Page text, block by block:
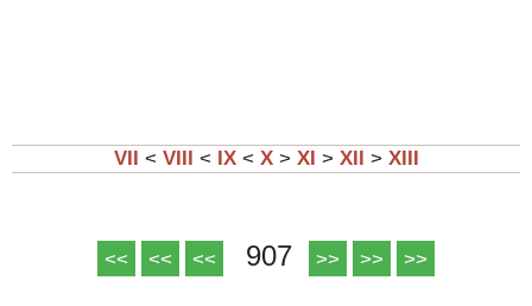
VII < VIII < IX < X > XI > XII > XIII
<< << << 907 >> >> >>